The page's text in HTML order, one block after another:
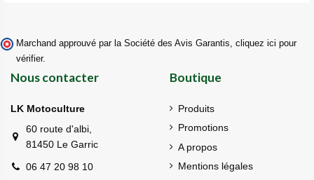
Marchand approuvé par la Société des Avis Garantis, cliquez ici pour
vérifier.
Nous contacter
LK Motoculture
60 route d'albi,
81450 Le Garric
06 47 20 98 10
Boutique
Produits
Promotions
A propos
Mentions légales